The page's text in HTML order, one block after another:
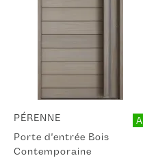
PÉRENNE
Porte d'entrée Bois
Contemporaine
A